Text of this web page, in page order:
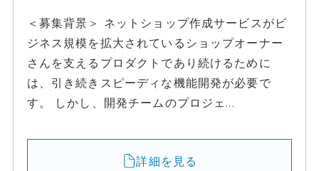
＜募集背景＞ ネットショップ作成サービスがビ
ジネス規模を拡大されているショップオーナー
さんを支えるプロダクトであり続けるために
は、引き続きスピーディな機能開発が必要で
す。 しかし、開発チームのプロジェ...
詳細を見る